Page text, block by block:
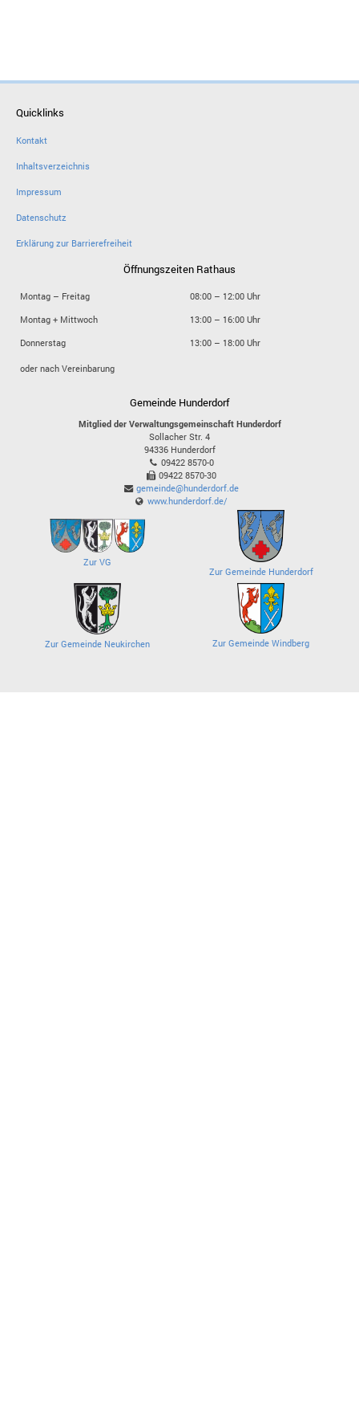
Quicklinks
Kontakt
Inhaltsverzeichnis
Impressum
Datenschutz
Erklärung zur Barrierefreiheit
Öffnungszeiten Rathaus
Montag – Freitag
08:00 – 12:00 Uhr
Montag + Mittwoch
13:00 – 16:00 Uhr
Donnerstag
13:00 – 18:00 Uhr
oder nach Vereinbarung
Gemeinde Hunderdorf
Mitglied der Verwaltungsgemeinschaft Hunderdorf
Sollacher Str. 4
94336 Hunderdorf
09422 8570-0
09422 8570-30
gemeinde@hunderdorf.de
www.hunderdorf.de/
Zur VG
Zur Gemeinde Hunderdorf
Zur Gemeinde Neukirchen Zur Gemeinde Windberg